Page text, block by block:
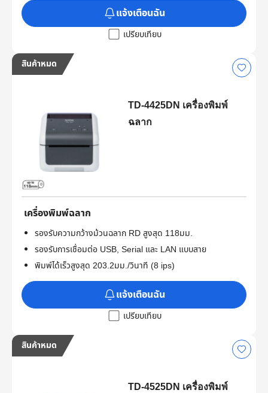
แจ้งเตือนฉัน
เปรียบเทียบ
สินค้าหมด
TD-4425DN เครื่องพิมพ์
ฉลาก
เครื่องพิมพ์ฉลาก
รองรับความกว้างม้วนฉลาก RD สูงสุด 118มม.
รองรับการเชื่อมต่อ USB, Serial และ LAN แบบสาย
พิมพ์ได้เร็วสูงสุด 203.2มม./วินาที (8 ips)
แจ้งเตือนฉัน
เปรียบเทียบ
สินค้าหมด
TD-4525DN เครื่องพิมพ์